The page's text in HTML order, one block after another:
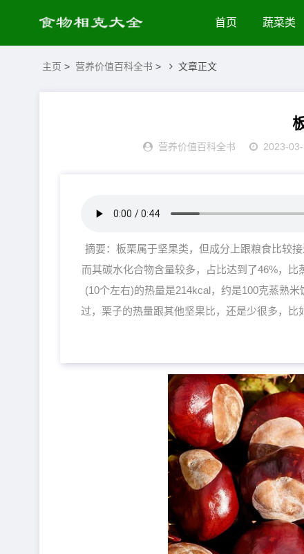
首页 蔬菜类
主页 > 营养价值百科全书 > 文章正文
营养价值百科全书 2023-
摘要：板栗属于坚果类，但成分上跟粮食比较
而其碳水化合物含量较多，占比达到了46%，
(10个左右)的热量是214kcal，约是100克蒸熟
过，栗子的热量跟其他坚果比，还是少很多，